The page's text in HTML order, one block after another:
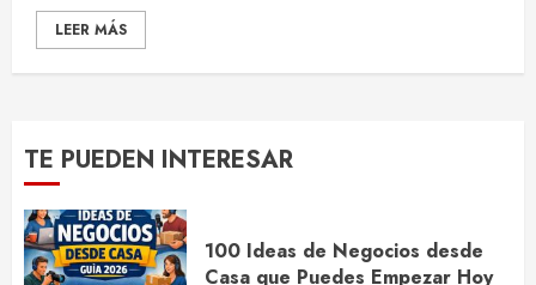
LEER MÁS
TE PUEDEN INTERESAR
100 Ideas de Negocios desde
Casa que Puedes Empezar Hoy